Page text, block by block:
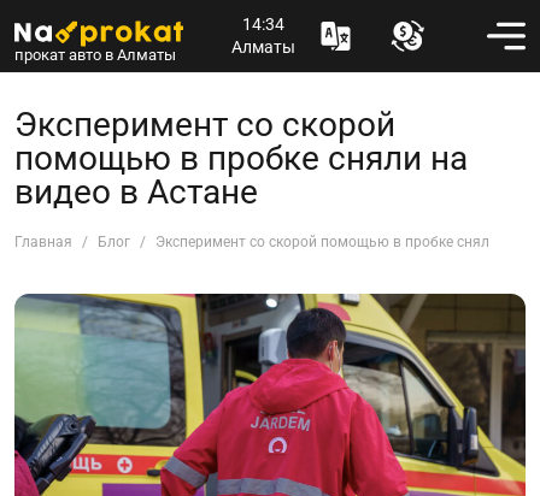
прокат авто в Алматы
14:34
Алматы
Эксперимент со скорой
помощью в пробке сняли на
видео в Астане
Главная Блог Эксперимент со скорой помощью в пробке сняли на